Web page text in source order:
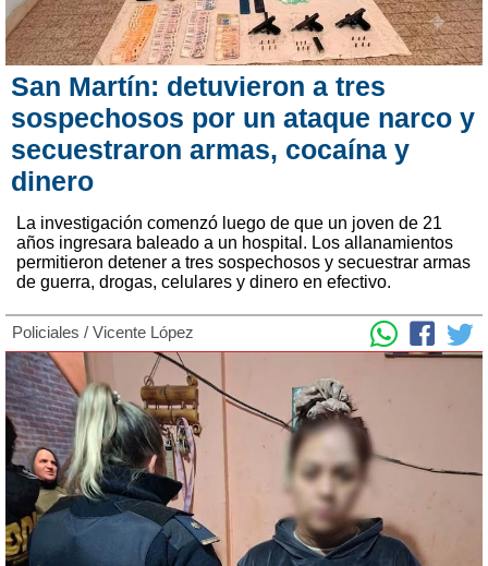
San Martín: detuvieron a tres
sospechosos por un ataque narco y
secuestraron armas, cocaína y
dinero
La investigación comenzó luego de que un joven de 21
años ingresara baleado a un hospital. Los allanamientos
permitieron detener a tres sospechosos y secuestrar armas
de guerra, drogas, celulares y dinero en efectivo.
Policiales / Vicente López